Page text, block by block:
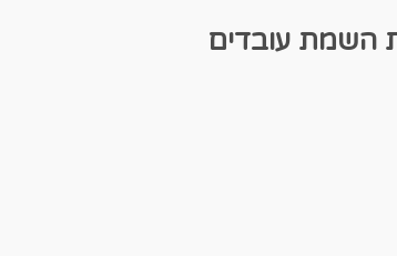
השמת עובדים